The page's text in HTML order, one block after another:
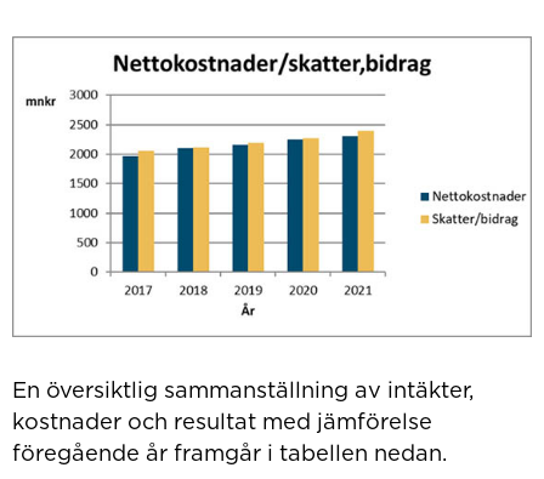
En översiktlig sammanställning av intäkter,
kostnader och resultat med jämförelse
föregående år framgår i tabellen nedan.